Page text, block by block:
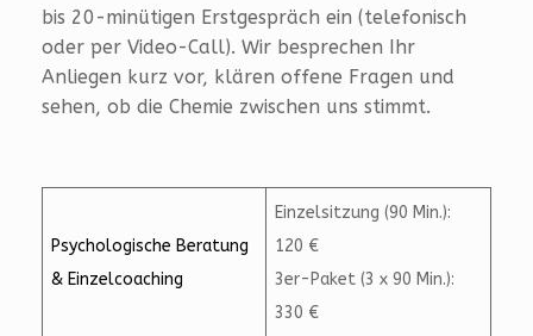
bis 20-minütigen Erstgespräch ein (telefonisch
oder per Video-Call). Wir besprechen Ihr
Anliegen kurz vor, klären offene Fragen und
sehen, ob die Chemie zwischen uns stimmt.
Psychologische Beratung
& Einzelcoaching
Einzelsitzung (90 Min.):
120 €
3er-Paket (3 x 90 Min.):
330 €